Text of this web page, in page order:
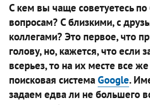
C кем вы чаще советуетесь
вопросам? С близкими, с
коллегами? Это первое, что
голову, но, кажется, что если
всерьез, то на их месте все
поисковая системаGoogle.
задаем едва ли не большего